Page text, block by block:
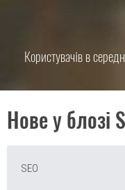
Користувачів в
Нове у блозі
SEO